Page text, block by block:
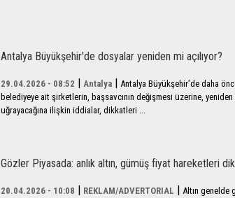
Antalya Büyükşehir'de dosyalar yeniden mi açılıyor?
29.04.2026 - 08:52 | Antalya | Antalya Büyükşehir’de daha
belediyeye ait şirketlerin, başsavcının değişmesi üzerine,
uğrayacağına ilişkin iddialar, dikkatleri ...
Gözler Piyasada: anlık altın, gümüş fiyat hareketleri
20.04.2026 - 10:08 | REKLAM/ADVERTORIAL | Altın genelde